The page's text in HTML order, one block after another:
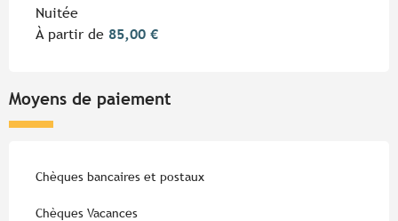
Tarifs 2026
Nuitée
À partir de 85,00 €
Moyens de paiement
Chèques bancaires et postaux
Chèques Vacances